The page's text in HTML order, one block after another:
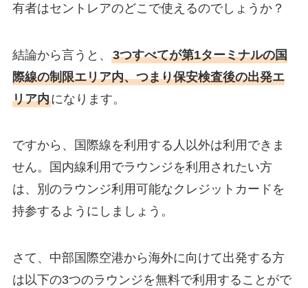
有者はセントレアのどこで使えるのでしょうか？
結論から言うと、 3つすべてが第1ターミナルの国
際線の制限エリア内、つまり保安検査後の出発エ
リア内になります。
ですから、国際線を利用する人以外は利用できま
せん。国内線利用でラウンジを利用されたい方
は、別のラウンジ利用可能なクレジットカードを
持参するようにしましょう。
さて、中部国際空港から海外に向けて出発する方
は以下の3つのラウンジを無料で利用することがで